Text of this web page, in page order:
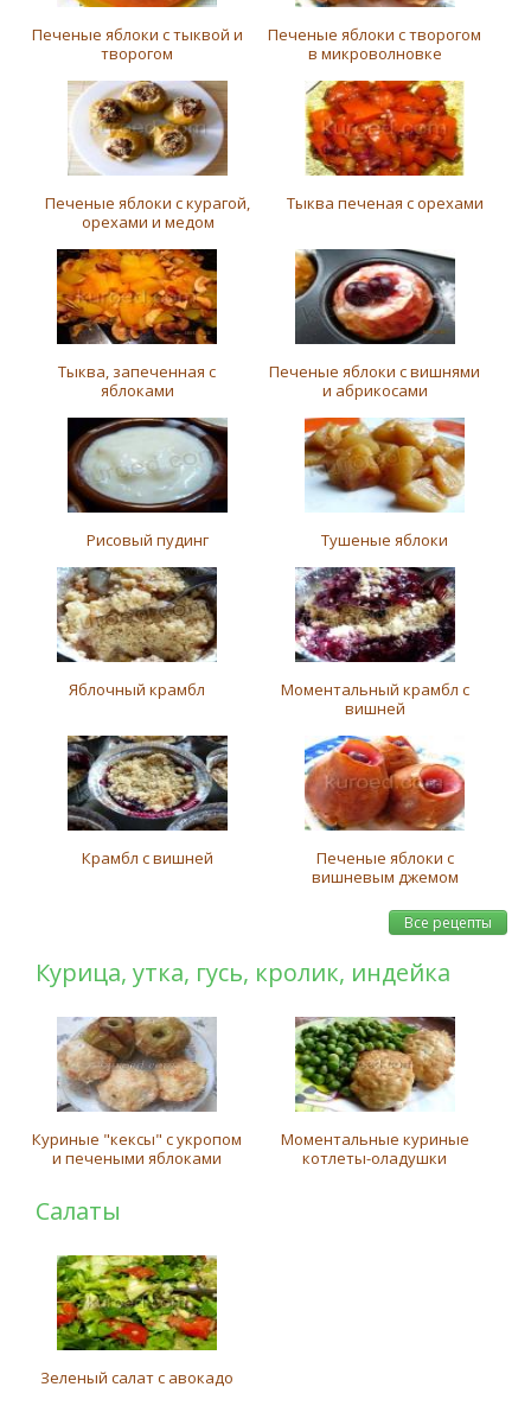
Печеные яблоки с тыквой и
творогом
Печеные яблоки с творогом
в микроволновке
Печеные яблоки с курагой,
орехами и медом
Тыква печеная с орехами
Тыква, запеченная с
яблоками
Печеные яблоки с вишнями
и абрикосами
Рисовый пудинг Тушеные яблоки
Яблочный крамбл
Моментальный крамбл с
вишней
Крамбл с вишней
Печеные яблоки с
вишневым джемом
Все рецепты
Курица, утка, гусь, кролик, индейка
Куриные "кексы" с укропом
и печеными яблоками
Моментальные куриные
котлеты-оладушки
Салаты
Зеленый салат с авокадо